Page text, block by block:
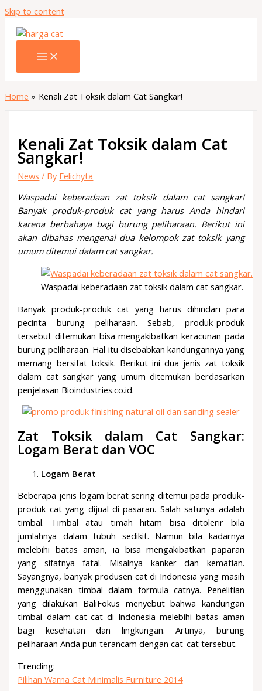
Skip to content
Home Kenali Zat Toksik dalam Cat Sangkar!
Kenali Zat Toksik dalam Cat
Sangkar!
News / By Felichyta
Waspadai keberadaan zat toksik dalam cat sangkar!
Banyak produk-produk cat yang harus Anda hindari
karena berbahaya bagi burung peliharaan. Berikut ini
akan dibahas mengenai dua kelompok zat toksik yang
umum ditemui dalam cat sangkar.
Waspadai keberadaan zat toksik dalam cat sangkar.
Banyak produk-produk cat yang harus dihindari para
pecinta burung peliharaan. Sebab, produk-produk
tersebut ditemukan bisa mengakibatkan keracunan pada
burung peliharaan. Hal itu disebabkan kandungannya yang
memang bersifat toksik. Berikut ini dua jenis zat toksik
dalam cat sangkar yang umum ditemukan berdasarkan
penjelasan Bioindustries.co.id.
Zat Toksik dalam Cat Sangkar:
Logam Berat dan VOC
Logam Berat
Beberapa jenis logam berat sering ditemui pada produk-
produk cat yang dijual di pasaran. Salah satunya adalah
timbal. Timbal atau timah hitam bisa ditolerir bila
jumlahnya dalam tubuh sedikit. Namun bila kadarnya
melebihi batas aman, ia bisa mengakibatkan paparan
yang sifatnya fatal. Misalnya kanker dan kematian.
Sayangnya, banyak produsen cat di Indonesia yang masih
menggunakan timbal dalam formula catnya. Penelitian
yang dilakukan BaliFokus menyebut bahwa kandungan
timbal dalam cat-cat di Indonesia melebihi batas aman
bagi kesehatan dan lingkungan. Artinya, burung
peliharaan Anda pun terancam dengan cat-cat tersebut.
Trending:
Pilihan Warna Cat Minimalis Furniture 2014